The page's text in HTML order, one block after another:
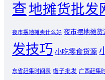
查地摊货批发
夜市摆地摊卖什么好 夜市摆地摊货
发技巧 小吃零食货源
东省赶集时间表 帽子批发 广西赶集